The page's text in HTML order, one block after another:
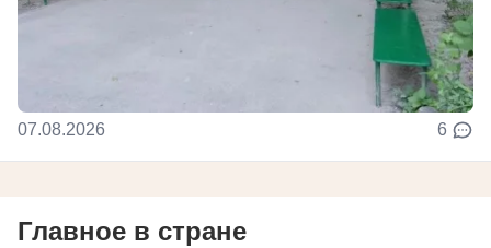
07.08.2026 6
Главное в стране